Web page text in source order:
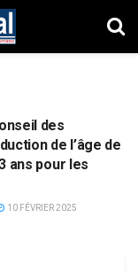
des
de l’âge de
ans pour les
10 FÉVRIER 2025